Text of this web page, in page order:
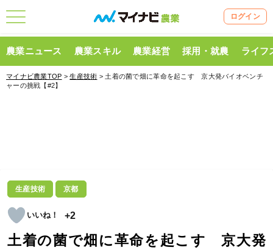
ログイン
農業ニュース 農業スキル 農業経営 採用・就農 ライフ
マイナビ農業TOP >生産技術 > 土着の菌で畑に革命を起こす 京大発バイオベンチ
ャーの挑戦【#2】
生産技術 京都
+2
土着の菌で畑に革命を起こす 京大発